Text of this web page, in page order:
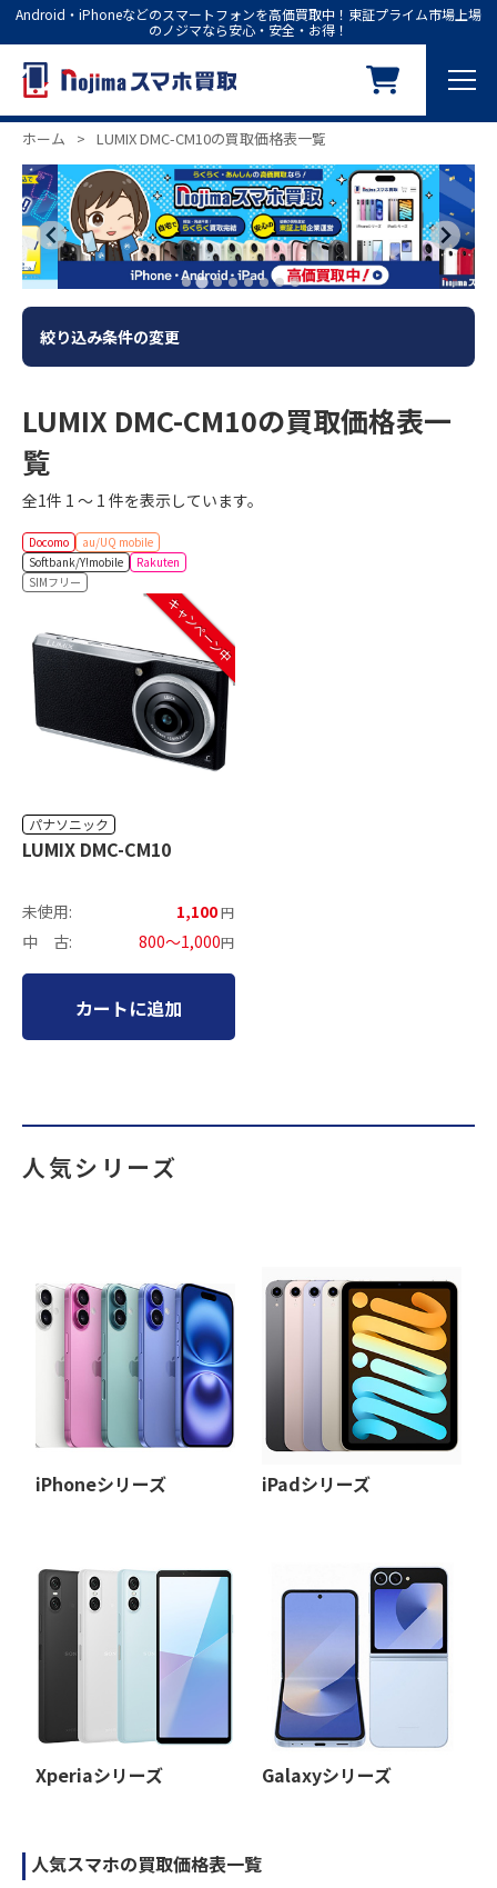
Android・iPhoneなどのスマートフォンを高価買取中！東証プライム市場上場
のノジマなら安心・安全・お得！
ホーム > LUMIX DMC-CM10の買取価格表一覧
絞り込み条件の変更
LUMIX DMC-CM10の買取価格表一
覧
全1件 1 ～ 1 件を表示しています。
Docomo
au/UQ mobile
Softbank/Y!mobile
Rakuten
SIMフリー
キャンペーン中
パナソニック
LUMIX DMC-CM10
未使用: 1,100円
中 古: 800～1,000円
カートに追加
人気シリーズ
iPhoneシリーズ iPadシリーズ
Xperiaシリーズ Galaxyシリーズ
人気スマホの買取価格表一覧